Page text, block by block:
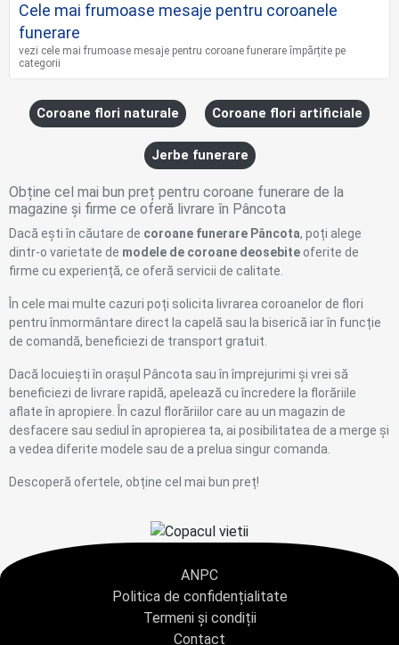
Cele mai frumoase mesaje pentru coroanele
funerare
vezi cele mai frumoase mesaje pentru coroane funerare împărțite pe
categorii
Coroane flori naturale Coroane flori artificiale
Jerbe funerare
Obține cel mai bun preț pentru coroane funerare de la
magazine și firme ce oferă livrare în Pâncota
Dacă ești în căutare de coroane funerare Pâncota, poți alege
dintr-o varietate de modele de coroane deosebite oferite de
firme cu experiență, ce oferă servicii de calitate.
În cele mai multe cazuri poți solicita livrarea coroanelor de flori
pentru înmormântare direct la capelă sau la biserică iar în funcție
de comandă, beneficiezi de transport gratuit.
Dacă locuiești în orașul Pâncota sau în împrejurimi și vrei să
beneficiezi de livrare rapidă, apelează cu încredere la florăriile
aflate în apropiere. În cazul florăriilor care au un magazin de
desfacere sau sediul în apropierea ta, ai posibilitatea de a merge și
a vedea diferite modele sau de a prelua singur comanda.
Descoperă ofertele, obține cel mai bun preț!
ANPC
Politica de confidențialitate
Termeni și condiții
Contact